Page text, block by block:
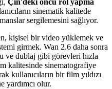
Çin'deki öncü rol yapma
sinematik kalitede
sergilemesini sağlıyor.
kişisel bir video yüklemek ve
girmek. Wan 2.6 daha sonra
ve dublaj gibi görevleri hızla
kalitesinde sinematografiye
kullanıcıların bir film yıldızı
yardımcı olur.